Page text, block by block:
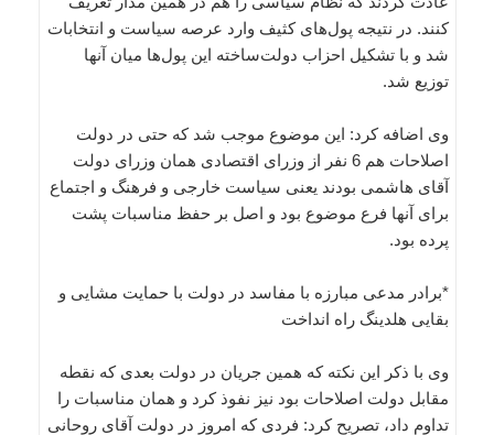
کنند. در نتیجه پول‌های کثیف وارد عرصه سیاست و انتخابات
شد و با تشکیل احزاب دولت‌ساخته این پول‌ها میان آنها
توزیع شد.
وی اضافه کرد: این موضوع موجب شد که حتی در دولت
اصلاحات هم 6 نفر از وزرای اقتصادی همان وزرای دولت
آقای هاشمی بودند یعنی سیاست خارجی و فرهنگ و اجتماع
برای آنها فرع موضوع بود و اصل بر حفظ مناسبات پشت
پرده بود.
*برادر مدعی مبارزه با مفاسد در دولت با حمایت مشایی و
بقایی هلدینگ راه انداخت
وی با ذکر این نکته که همین جریان در دولت بعدی که نقطه
مقابل دولت اصلاحات بود نیز نفوذ کرد و همان مناسبات را
تداوم داد، تصریح کرد: فردی که امروز در دولت آقای روحانی